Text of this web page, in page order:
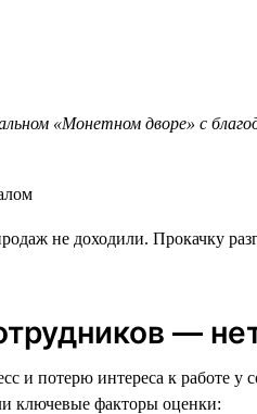
«Монетном дворе» с
не доходили. Прокачку
—
и потерю интереса к работе у
ключевые факторы оценки: